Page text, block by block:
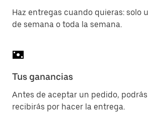
Haz entregas cuando quieras: solo
de semana o toda la semana.
Tus ganancias
Antes de aceptar un pedido,
recibirás por hacer la entrega.